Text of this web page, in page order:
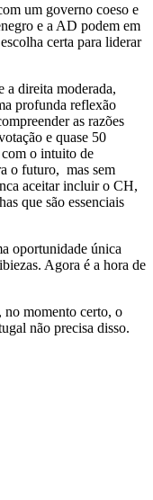
um governo coeso e
e a AD podem em
certa para liderar
a direita moderada,
profunda reflexão
as razões
e quase 50
com o intuito de
o futuro, mas sem
aceitar incluir o CH,
que são essenciais
oportunidade única
Agora é a hora de
no momento certo, o
não precisa disso.